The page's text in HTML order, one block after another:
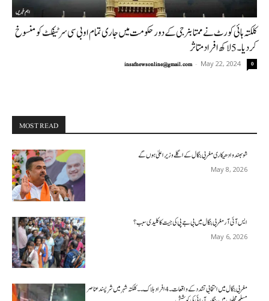
اہم خبریں
کلکتہ ہائی کورٹ نے ممتا بنرجی کے دور حکومت میں جاری تمام او بی سی سرٹیفکٹ کو منسوخ
کردیا۔5لاکھ افراد متاثر
insafnewsonline@gmail.com - May 22, 2024 0
MOST READ
شوبھندو ادھیکاری مغربی بنگال کے اگلے وزیر اعلیٰ ہوں گے
May 8, 2026
ایس آئی آر مغربی بنگال میں بی جے پی کی جیت کا کلیدی سبب؟
May 6, 2026
مغربی بنگال میں انتخابی تشدد کے واقعات۔4افراد ہلاک۔۔کلکتہ شہر میں شرپسندعناصر